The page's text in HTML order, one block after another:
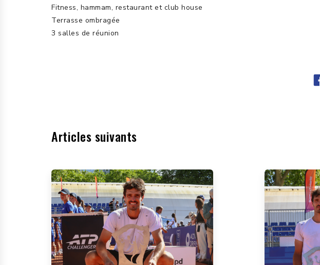
Fitness, hammam, restaurant et club house
Terrasse ombragée
3 salles de réunion
Articles suivants